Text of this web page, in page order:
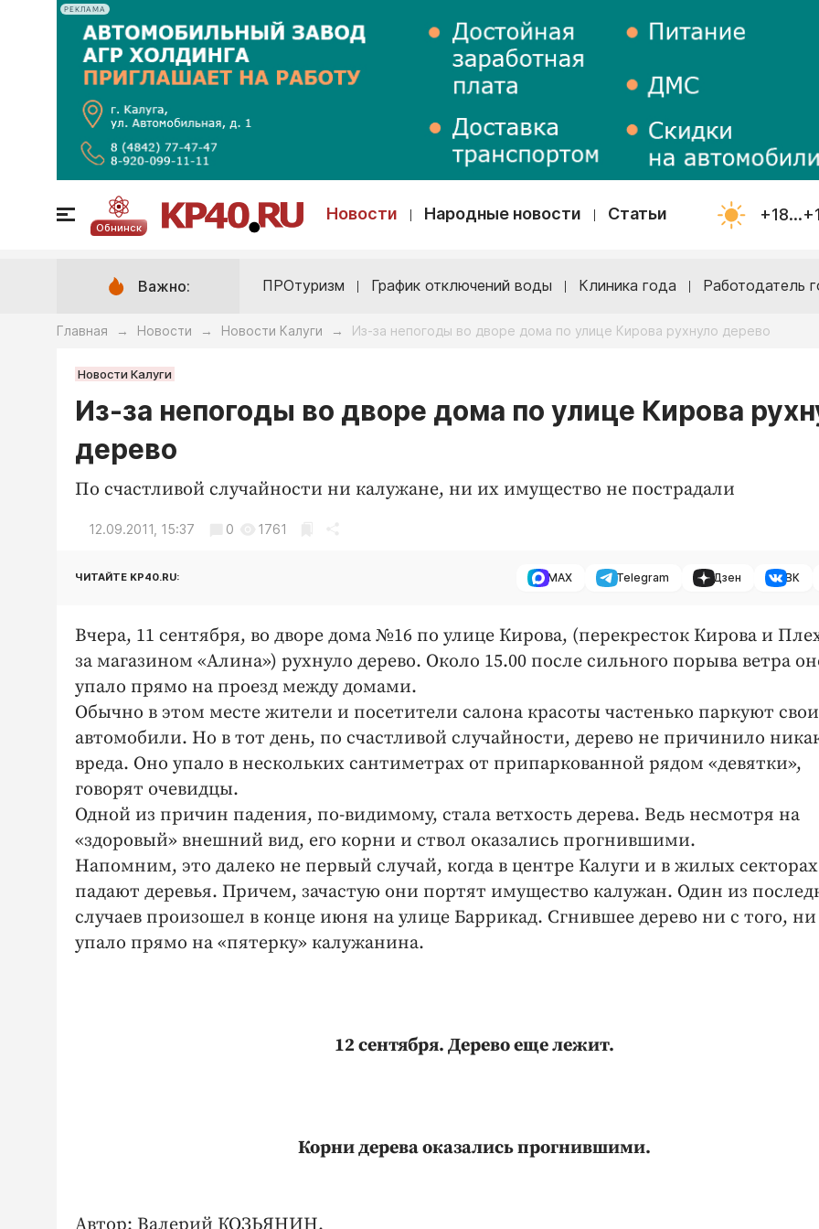
РЕКЛАМА
Обнинск
Новости Народные новости Статьи
Важно: ПРОтуризм График отключений воды Клиника года Работодатель
Главная → Новости → Новости Калуги → Из-за непогоды во дворе дома по улице Кирова рухнуло дерево
Новости Калуги
Из-за непогоды во дворе дома по улице Кирова
дерево
По счастливой случайности ни калужане, ни их имущество не пострадали
12.09.2011, 15:37 0 1761
ЧИТАЙТЕ KP40.RU: MAX Telegram Дзен ВК
Вчера, 11 сентября, во дворе дома №16 по улице Кирова, (перекресток Кирова и
за магазином «Алина») рухнуло дерево. Около 15.00 после сильного порыва ветра
упало прямо на проезд между домами.
Обычно в этом месте жители и посетители салона красоты частенько паркуют свои
автомобили. Но в тот день, по счастливой случайности, дерево не причинило
вреда. Оно упало в нескольких сантиметрах от припаркованной рядом «девятки»,
говорят очевидцы.
Одной из причин падения, по-видимому, стала ветхость дерева. Ведь несмотря на
«здоровый» внешний вид, его корни и ствол оказались прогнившими.
Напомним, это далеко не первый случай, когда в центре Калуги и в жилых секторах
падают деревья. Причем, зачастую они портят имущество калужан. Один из
случаев произошел в конце июня на улице Баррикад. Сгнившее дерево ни с того, ни
упало прямо на «пятерку» калужанина.
12 сентября. Дерево еще лежит.
Корни дерева оказались прогнившими.